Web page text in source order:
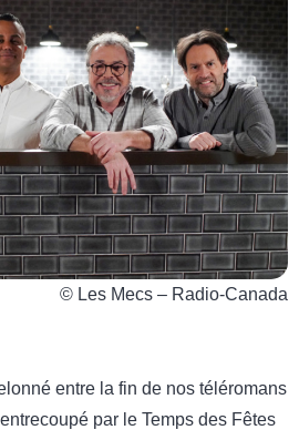
© Les Mecs – Radio-Canada
entre la fin de nos téléromans
par le Temps des Fêtes